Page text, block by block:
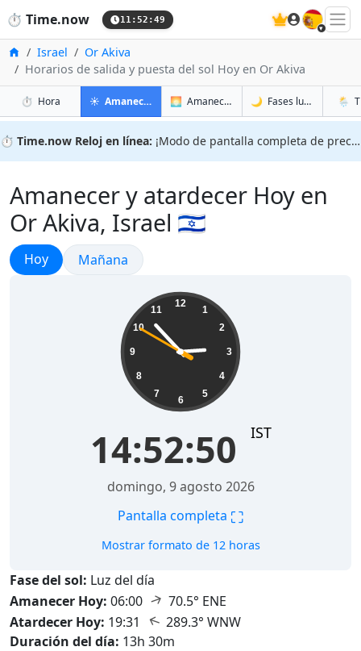
⏱️ Time.now 11:52:50 🇪🇸
InicioIsrael
Or Akiva
Horarios de salida y puesta del sol Hoy en Or Akiva
⏱️ Horaen Or Akiva
☀️ Amanecer y atardecer en Or Akiva
🌅 Amanecer y atardecer mañana en Or
🌙 Fases lunares en Or
🌦️
⏱️ Time.now Reloj en línea: ¡Modo de pantalla completa de precisión!
Amanecer y atardecer Hoy en
Or Akiva, Israel 🇮🇱
Amanecer y atardecer
Hoy Amanecer y atardecer
Mañana
12
1
2
3
4
5
6
7
8
9
10
11
14:52:51 IST
domingo, 9 agosto 2026
Pantalla completa ⛶
Mostrar formato de 12 horas
Fase del sol: Luz del día
Amanecer Hoy: 06:00 ↑ 70.5° ENE
Atardecer Hoy: 19:31 ↑ 289.3° WNW
Duración del día: 13h 30m